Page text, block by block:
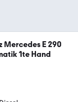
Mercedes E 290
1te Hand